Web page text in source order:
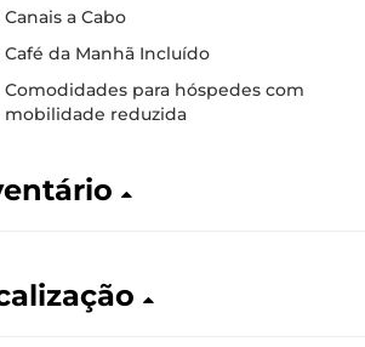
Canais a Cabo
Café da Manhã Incluído
Comodidades para hóspedes com
mobilidade reduzida